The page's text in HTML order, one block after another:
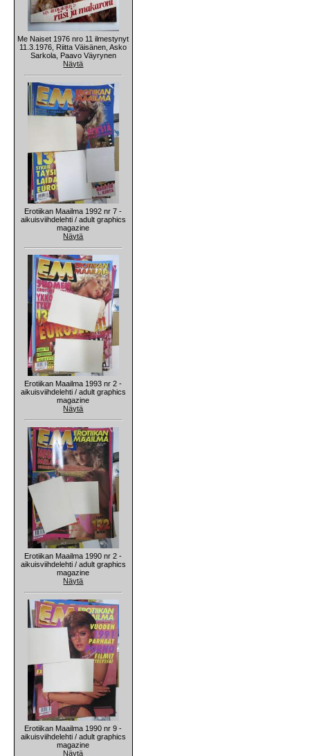
Me Naiset 1976 nro 11 ilmestynyt
11.3.1976, Riitta Väisänen, Asko
Sarkola, Paavo Väyrynen
Näytä
Erotiikan Maailma 1992 nr 7 -
aikuisviihdelehti / adult graphics
magazine
Näytä
Erotiikan Maailma 1993 nr 2 -
aikuisviihdelehti / adult graphics
magazine
Näytä
Erotiikan Maailma 1990 nr 2 -
aikuisviihdelehti / adult graphics
magazine
Näytä
Erotiikan Maailma 1990 nr 9 -
aikuisviihdelehti / adult graphics
magazine
Näytä